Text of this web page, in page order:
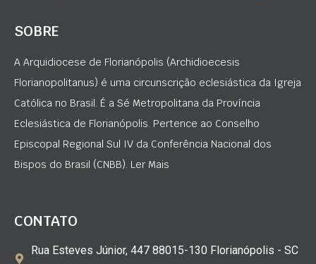
SOBRE
A Arquidiocese de Florianópolis (Archidioecesis
Florianopolitanus) é uma circunscrição eclesiástica da Igreja
Católica no Brasil. É a Sé Metropolitana da Província
Eclesiástica de Florianópolis. Pertence ao Conselho
Episcopal Regional Sul IV da Conferência Nacional dos
Bispos do Brasil (CNBB). Ler Mais
CONTATO
Rua Esteves Júnior, 447 88015-130 Florianópolis - SC